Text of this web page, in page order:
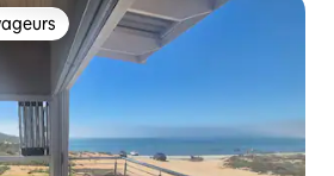
les plus appréciés